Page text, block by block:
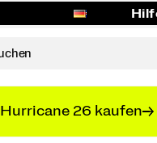
Hurricane 26 kaufen